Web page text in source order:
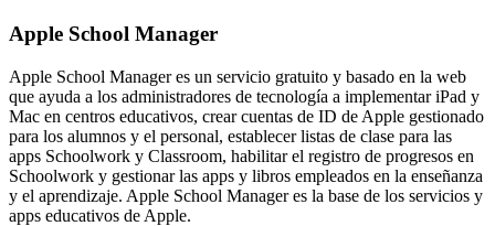
Apple School Manager
Apple School Manager es un servicio gratuito y basado en la web
que ayuda a los administradores de tecnología a implementar iPad y
Mac en centros educativos, crear cuentas de ID de Apple gestionado
para los alumnos y el personal, establecer listas de clase para las
apps Schoolwork y Classroom, habilitar el registro de progresos en
Schoolwork y gestionar las apps y libros empleados en la enseñanza
y el aprendizaje. Apple School Manager es la base de los servicios y
apps educativos de Apple.